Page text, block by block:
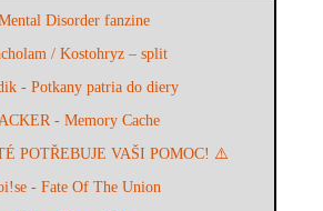
Disorder fanzine
/ Kostohryz – split
- Potkany patria do diery
- Memory Cache
POTŘEBUJE VAŠI POMOC! ⚠️
- Fate Of The Union